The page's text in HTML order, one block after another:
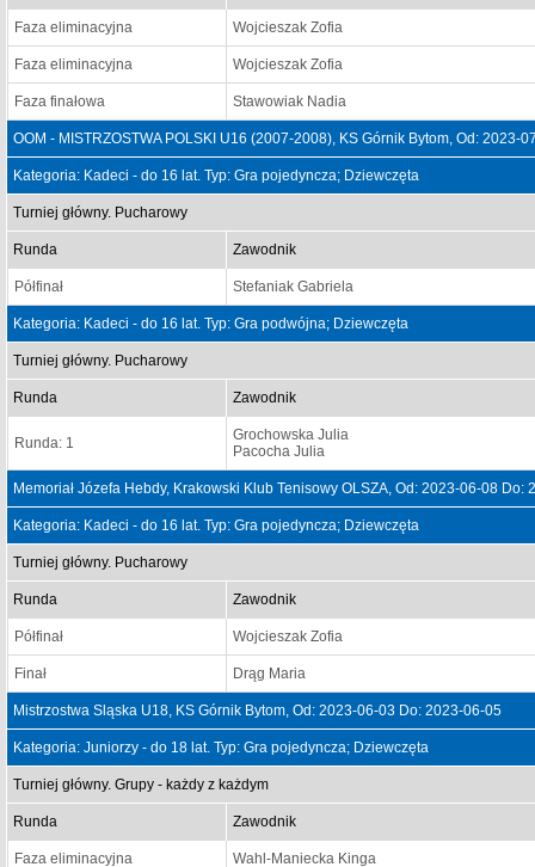
Faza eliminacyjna Wojcieszak Zofia
Faza eliminacyjna Wojcieszak Zofia
Faza finałowa Stawowiak Nadia
OOM - MISTRZOSTWA POLSKI U16 (2007-2008), KS Górnik Bytom, Od: 2023-
Kategoria: Kadeci - do 16 lat. Typ: Gra pojedyncza; Dziewczęta
Turniej główny. Pucharowy
Runda Zawodnik
Półfinał Stefaniak Gabriela
Kategoria: Kadeci - do 16 lat. Typ: Gra podwójna; Dziewczęta
Turniej główny. Pucharowy
Runda Zawodnik
Runda: 1
Grochowska Julia
Pacocha Julia
Memoriał Józefa Hebdy, Krakowski Klub Tenisowy OLSZA, Od: 2023-06-08 Do:
Kategoria: Kadeci - do 16 lat. Typ: Gra pojedyncza; Dziewczęta
Turniej główny. Pucharowy
Runda Zawodnik
Półfinał Wojcieszak Zofia
Finał Drąg Maria
Mistrzostwa Sląska U18, KS Górnik Bytom, Od: 2023-06-03 Do: 2023-06-05
Kategoria: Juniorzy - do 18 lat. Typ: Gra pojedyncza; Dziewczęta
Turniej główny. Grupy - każdy z każdym
Runda Zawodnik
Faza eliminacyjna Wahl-Maniecka Kinga